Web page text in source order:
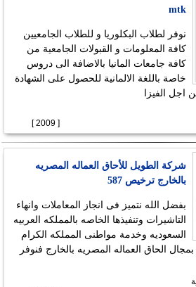
mtk
نوفر لطلاب البكلوريا و للطلاب الجامعيين
كافة المعلومات و القبولات الجامعية من
كافة جامعات المانيا بالاضافة الى دروس
خاصة باللغة الالمانية للحصول على الشهادة
اجل الفيزا
[ 2009 ]
شركة الطويل للأحاق العماله المصريه
بالخارج ترخيص 587
بفضل الله نتميز فى انجاز المعاملات وانهاء
التاشيرات وتنفيذها الخاصه بالمملكه العربيه
السعوديه وخدمة مواطنى المملكه الكرام
الحاق العماله المصريه بالخارج فنوفر